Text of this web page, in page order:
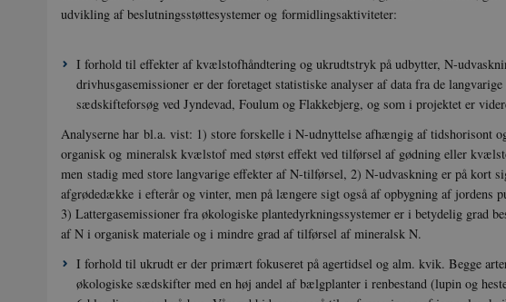
udvikling af beslutningsstøttesystemer og formidlingsaktiviteter:
I forhold til effekter af kvælstofhåndtering og ukrudtstryk på udbytter, N-
drivhusgasemissioner er der foretaget statistiske analyser af data fra de
sædskifteforsøg ved Jyndevad, Foulum og Flakkebjerg, og som i projektet er
Analyserne har bl.a. vist: 1) store forskelle i N-udnyttelse afhængig af tidshorisont
organisk og mineralsk kvælstof med størst effekt ved tilførsel af gødning eller
men stadig med store langvarige effekter af N-tilførsel, 2) N-udvaskning er på kort
afgrødedække i efterår og vinter, men på længere sigt også af opbygning af jordens
3) Lattergasemissioner fra økologiske plantedyrkningssystemer er i betydelig grad
af N i organisk materiale og i mindre grad af tilførsel af mineralsk N.
I forhold til ukrudt er der primært fokuseret på agertidsel og alm. kvik. Begge
økologiske sædskifter med en høj andel af bælgplanter i renbestand (lupin og